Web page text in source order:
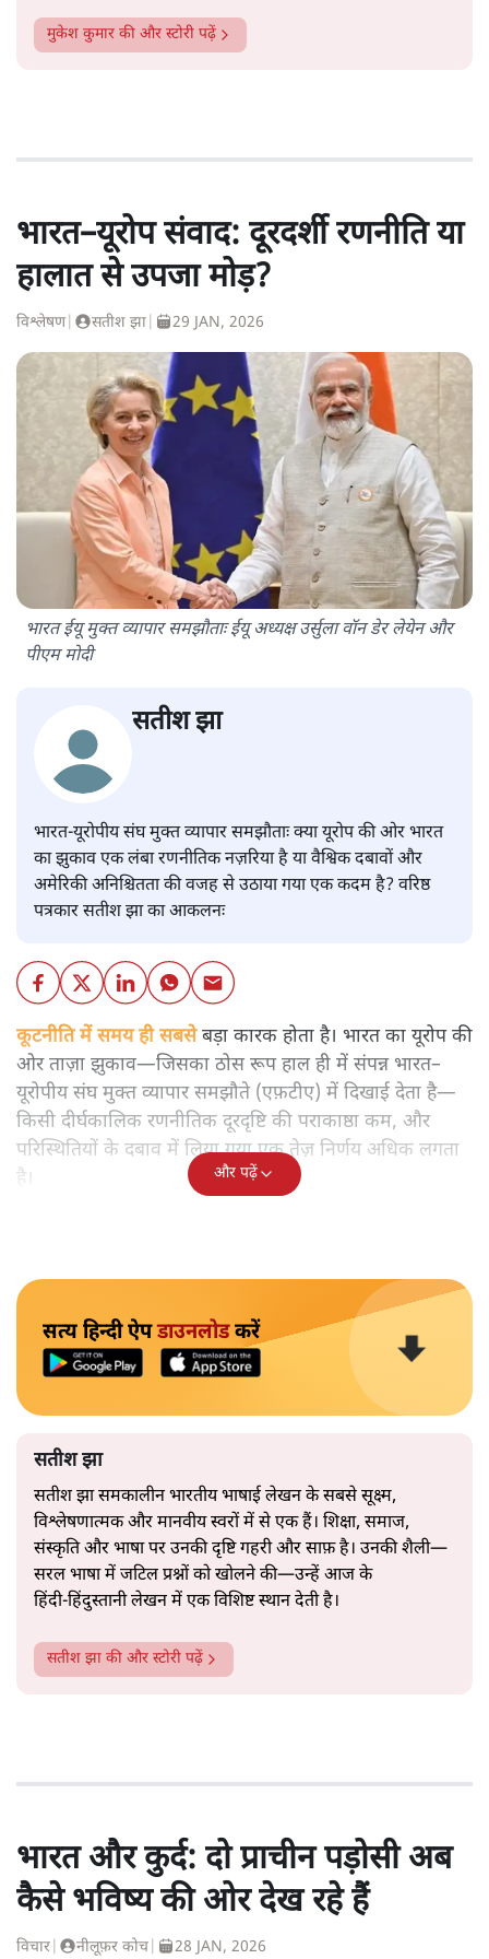
मुकेश कुमार की और स्टोरी पढ़ें
भारत–यूरोप संवाद: दूरदर्शी रणनीति या
हालात से उपजा मोड़?
विश्लेषण| सतीश झा 29 JAN, 2026
भारत ईयू मुक्त व्यापार समझौताः ईयू अध्यक्ष उर्सुला वॉन डेर लेयेन और
पीएम मोदी
सतीश झा
भारत-यूरोपीय संघ मुक्त व्यापार समझौताः क्या यूरोप की ओर भारत
का झुकाव एक लंबा रणनीतिक नज़रिया है या वैश्विक दबावों और
अमेरिकी अनिश्चितता की वजह से उठाया गया एक कदम है? वरिष्ठ
पत्रकार सतीश झा का आकलनः
कूटनीति में समय ही सबसेबड़ा कारक होता है। भारत का यूरोप की
ओर ताज़ा झुकाव—जिसका ठोस रूप हाल ही में संपन्न भारत–
यूरोपीय संघ मुक्त व्यापार समझौते (एफ़टीए) में दिखाई देता है—
किसी दीर्घकालिक रणनीतिक दूरदृष्टि की पराकाष्ठा कम, और
परिस्थितियों के दबाव में लिया गया एक तेज़ निर्णय अधिक लगता
है।
और पढ़ें
सत्य हिन्दी ऐपडाउनलोडकरें
सतीश झा
सतीश झा समकालीन भारतीय भाषाई लेखन के सबसे सूक्ष्म,
विश्लेषणात्मक और मानवीय स्वरों में से एक हैं। शिक्षा, समाज,
संस्कृति और भाषा पर उनकी दृष्टि गहरी और साफ़ है। उनकी शैली—
सरल भाषा में जटिल प्रश्नों को खोलने की—उन्हें आज के
हिंदी‑हिंदुस्तानी लेखन में एक विशिष्ट स्थान देती है।
सतीश झा की और स्टोरी पढ़ें
भारत और कुर्द: दो प्राचीन पड़ोसी अब
कैसे भविष्य की ओर देख रहे हैं
विचार नीलूफ़र कोच 28 JAN, 2026